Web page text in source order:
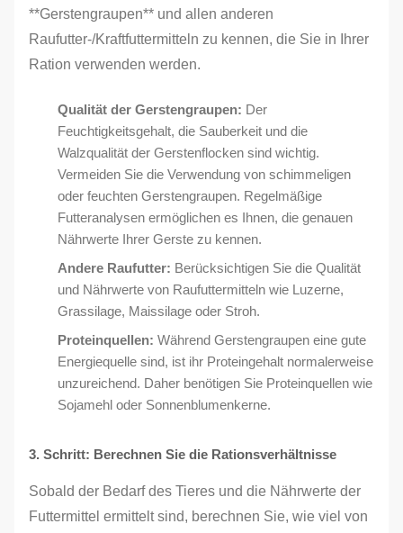
**Gerstengraupen** und allen anderen
Raufutter-/Kraftfuttermitteln zu kennen, die Sie in Ihrer
Ration verwenden werden.
Qualität der Gerstengraupen: Der
Feuchtigkeitsgehalt, die Sauberkeit und die
Walzqualität der Gerstenflocken sind wichtig.
Vermeiden Sie die Verwendung von schimmeligen
oder feuchten Gerstengraupen. Regelmäßige
Futteranalysen ermöglichen es Ihnen, die genauen
Nährwerte Ihrer Gerste zu kennen.
Andere Raufutter: Berücksichtigen Sie die Qualität
und Nährwerte von Raufuttermitteln wie Luzerne,
Grassilage, Maissilage oder Stroh.
Proteinquellen: Während Gerstengraupen eine gute
Energiequelle sind, ist ihr Proteingehalt normalerweise
unzureichend. Daher benötigen Sie Proteinquellen wie
Sojamehl oder Sonnenblumenkerne.
3. Schritt: Berechnen Sie die Rationsverhältnisse
Sobald der Bedarf des Tieres und die Nährwerte der
Futtermittel ermittelt sind, berechnen Sie, wie viel von